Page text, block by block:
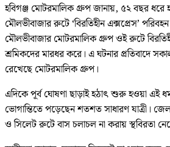
হবিগঞ্জ মোটরমালিক গ্রুপ জানায়, ৫২ বছর ধরে
মৌলভীবাজার রুটে ‘বিরতিহীন এক্সপ্রেস’
মৌলভীবাজার মোটরমালিক গ্রুপ ওই রুটে
শ্রমিকদের মারধর করে। এ ঘটনার প্রতিবাদে
রেখেছে মোটরমালিক গ্রুপ।
এদিকে পূর্ব ঘোষণা ছাড়াই হঠাৎ শুরু হওয়া এই
ভোগান্তিতে পড়েছেন শতশত সাধারণ যাত্রী।
ও সিলেট রুটে বাস চলাচল না করায় স্থবিরতা